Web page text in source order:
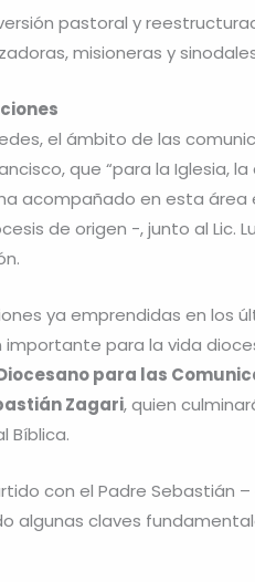
pastoral y
misioneras y
el ámbito de las
que “para la Iglesia,
acompañado en esta área
de origen -, junto al Lic.
ya emprendidas en los
para la vida
para las
Zagari, quien
Bíblica.
con el Padre Sebastián
algunas claves